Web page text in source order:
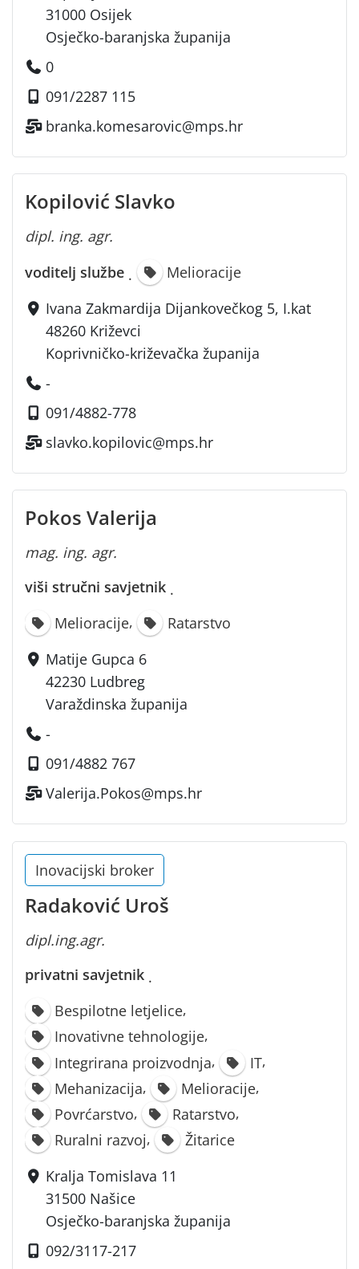
31000 Osijek
Osječko-baranjska županija
0
091/2287 115
branka.komesarovic@mps.hr
Kopilović Slavko
dipl. ing. agr.
voditelj službe ·
Melioracije
Ivana Zakmardija Dijankovečkog 5, I.kat
48260 Križevci
Koprivničko-križevačka županija
-
091/4882-778
slavko.kopilovic@mps.hr
Pokos Valerija
mag. ing. agr.
viši stručni savjetnik ·
Melioracije,
Ratarstvo
Matije Gupca 6
42230 Ludbreg
Varaždinska županija
-
091/4882 767
Valerija.Pokos@mps.hr
Inovacijski broker
Radaković Uroš
dipl.ing.agr.
privatni savjetnik ·
Bespilotne letjelice,
Inovativne tehnologije,
Integrirana proizvodnja, IT,
Mehanizacija, Melioracije,
Povrćarstvo, Ratarstvo,
Ruralni razvoj,
Žitarice
Kralja Tomislava 11
31500 Našice
Osječko-baranjska županija
092/3117-217